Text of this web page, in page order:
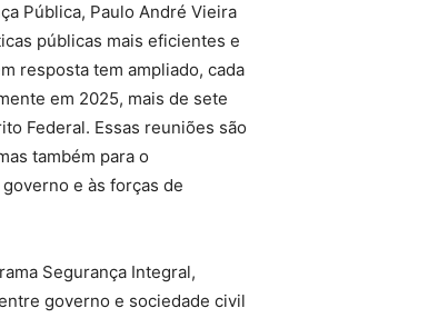
Pública, Paulo André Vieira
públicas mais eficientes e
resposta tem ampliado, cada
em 2025, mais de sete
Federal. Essas reuniões são
também para o
e às forças de
Segurança Integral,
governo e sociedade civil